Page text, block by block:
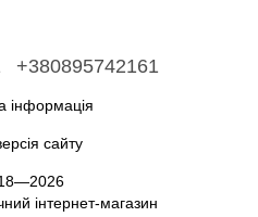
+380895742161
інформація
сайту
інтернет-магазин